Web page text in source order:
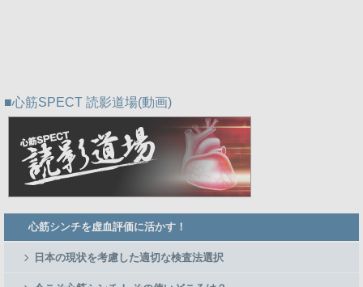
心筋SPECT 読影道場(動画)
Member
Side
心筋シンチを虚血評価に活かす！
日本の現状を考慮した適切な検査法選択